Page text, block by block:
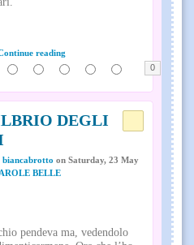
reading
0
DEGLI
biancabrotto on Saturday, 23 May
BELLE
pendeva ma, vedendolo